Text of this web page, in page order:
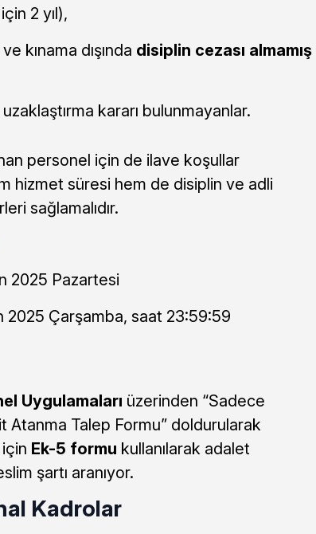
2 yıl),
kınama dışında disiplin cezası almamış
kararı bulunmayanlar.
personel için de ilave koşullar
hizmet süresi hem de disiplin ve adli
sağlamalıdır.
2025 Pazartesi
2025 Çarşamba, saat 23:59:59
Uygulamaları üzerinden “Sadece
Atanma Talep Formu” doldurularak
Ek-5 formu kullanılarak adalet
şartı aranıyor.
Kadrolar